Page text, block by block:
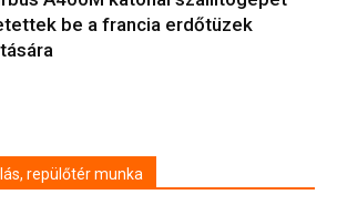
be a francia erdőtüzek
repülőtér munka